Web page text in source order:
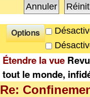
Options
Étendre la vue
tout le monde,
Re: